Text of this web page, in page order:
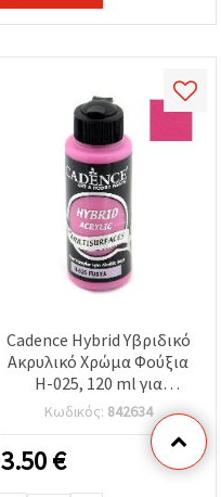
Cadence Hybrid Υβριδικό
Ακρυλικό Χρώμα Φούξια
H-025, 120 ml για
χειροτεχνίες &
ντεκουπάζ
Κωδικός: 842634
3.50€